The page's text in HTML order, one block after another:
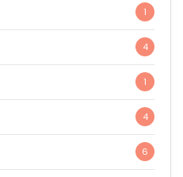
1
4
1
4
6